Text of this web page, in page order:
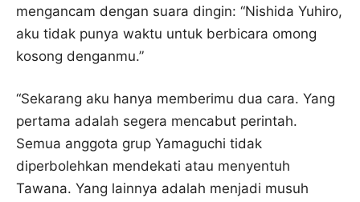
mengancam dengan suara dingin: “Nishida Yuhiro,
aku tidak punya waktu untuk berbicara omong
kosong denganmu.”
“Sekarang aku hanya memberimu dua cara. Yang
pertama adalah segera mencabut perintah.
Semua anggota grup Yamaguchi tidak
diperbolehkan mendekati atau menyentuh
Tawana. Yang lainnya adalah menjadi musuh